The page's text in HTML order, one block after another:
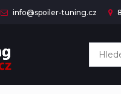
info@spoiler-tuning.cz